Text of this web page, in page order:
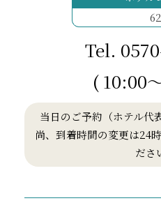
62
Tel.
( 10:00
当日のご予約（ホテル代
尚、到着時間の変更は24
ださ